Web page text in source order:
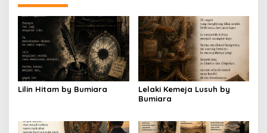
Lilin Hitam by Bumiara
Lelaki Kemeja Lusuh by
Bumiara